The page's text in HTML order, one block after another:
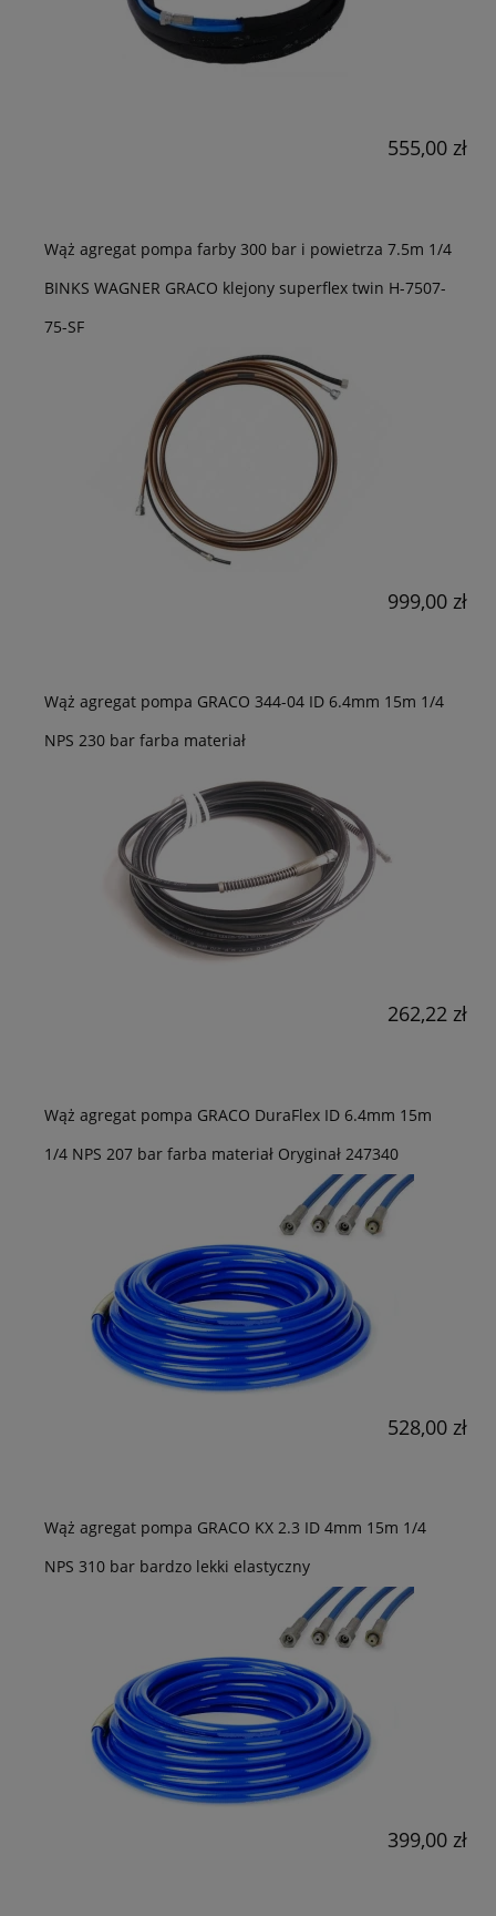
555,00 zł
Wąż agregat pompa farby 300 bar i powietrza 7.5m 1/4
BINKS WAGNER GRACO klejony superflex twin H-7507-
75-SF
999,00 zł
Wąż agregat pompa GRACO 344-04 ID 6.4mm 15m 1/4
NPS 230 bar farba materiał
262,22 zł
Wąż agregat pompa GRACO DuraFlex ID 6.4mm 15m
1/4 NPS 207 bar farba materiał Oryginał 247340
528,00 zł
Wąż agregat pompa GRACO KX 2.3 ID 4mm 15m 1/4
NPS 310 bar bardzo lekki elastyczny
399,00 zł